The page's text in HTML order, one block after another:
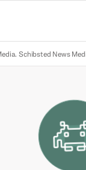
Schibsted News